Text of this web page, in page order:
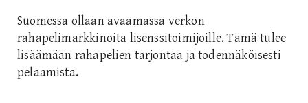
Suomessa ollaan avaamassa verkon
rahapelimarkkinoita lisenssitoimijoille. Tämä tulee
lisäämään rahapelien tarjontaa ja todennäköisesti
pelaamista.